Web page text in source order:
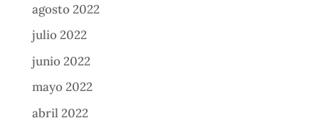
agosto 2022
julio 2022
junio 2022
mayo 2022
abril 2022